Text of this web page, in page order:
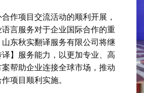
作项目交流活动的顺利开展，
言服务对于企业国际合作的重
东秋实翻译服务有限公司将继
】服务能力，以更加专业、高
帮助企业连接全球市场，推动
项目顺利实施。